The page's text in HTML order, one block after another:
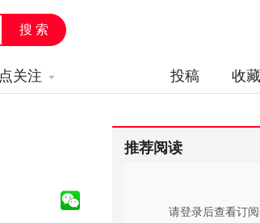
关注 收藏
投稿
推荐阅读
请登录后查看订